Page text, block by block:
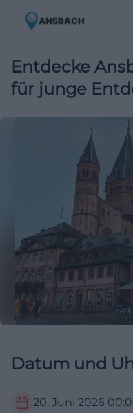
Entdecke
für junge
Datum und
20. Juni 2026